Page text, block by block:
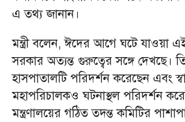
এ তথ্য জানান।
মন্ত্রী বলেন, ঈদের আগে ঘটে যাওয়া
সরকার অত্যন্ত গুরুত্বের সঙ্গে দেখছে।
হাসপাতালটি পরিদর্শন করেছেন এবং
মহাপরিচালকও ঘটনাস্থল পরিদর্শন
মন্ত্রণালয়ের গঠিত তদন্ত কমিটির